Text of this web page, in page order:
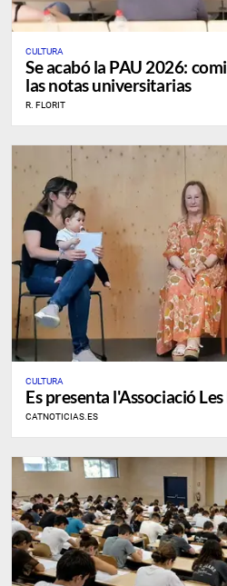
CULTURA
Se acabó la PAU 2026:
las notas universitarias
R. FLORIT
CULTURA
Es presenta l'Associació
CATNOTICIAS.ES